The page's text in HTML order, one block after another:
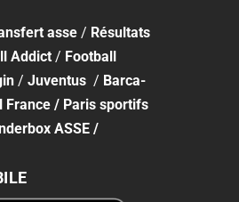
asse/ Résultats
Addict/ Football
/ Juventus / Barca-
France / Paris sportifs
ASSE/